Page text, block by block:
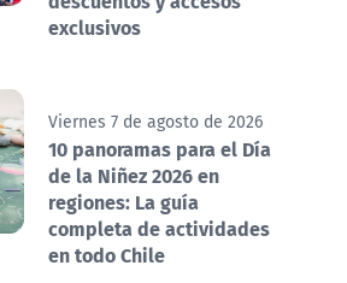
exclusivos
Viernes 7 de agosto de 2026
10 panoramas para el Día
de la Niñez 2026 en
regiones: La guía
completa de actividades
en todo Chile